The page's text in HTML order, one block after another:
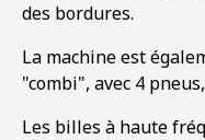
des bordures.
La machine est
"combi", avec 4
Les billes à haute